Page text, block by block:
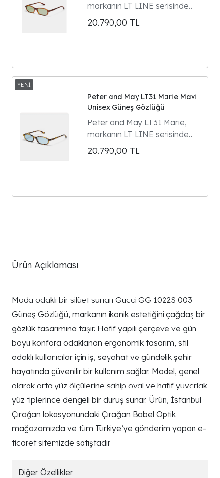
markanın LT LINE serisinde
yer alan dikdörtgen formlu
unisex güneş gözlüğüdür.
Gaguech ile yapılan özel
20.790,00 TL
Peter and May LT31 Marie Mavi
Unisex Güneş Gözlüğü
Peter and May LT31 Marie,
markanın LT LINE serisinde
yer alan dikdörtgen formlu
unisex güneş gözlüğüdür.
Gaguech ile yapılan özel
20.790,00 TL
Ürün Açıklaması
Moda odaklı bir silüet sunan Gucci GG 1022S 003
Güneş Gözlüğü, markanın ikonik estetiğini çağdaş bir
gözlük tasarımına taşır. Hafif yapılı çerçeve ve gün
boyu konfora odaklanan ergonomik tasarım, stil
odaklı kullanıcılar için iş, seyahat ve gündelik şehir
hayatında güvenilir bir kullanım sağlar. Model, genel
olarak orta yüz ölçülerine sahip oval ve hafif yuvarlak
yüz tiplerinde dengeli bir duruş sunar. Ürün, İstanbul
Çırağan lokasyonundaki Çırağan Babel Optik
mağazamızda ve tüm Türkiye’ye gönderim yapan e-
ticaret sitemizde satıştadır.
Diğer Özellikler